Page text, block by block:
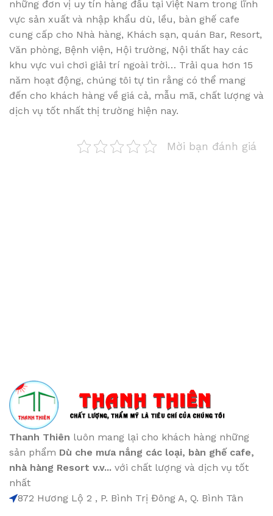
những đơn vị uy tín hàng đầu tại Việt Nam trong lĩnh
vực sản xuất và nhập khẩu dù, lều, bàn ghế cafe
cung cấp cho Nhà hàng, Khách sạn, quán Bar, Resort,
Văn phòng, Bệnh viện, Hội trường, Nội thất hay các
khu vực vui chơi giải trí ngoài trời… Trải qua hơn 15
năm hoạt động, chúng tôi tự tin rằng có thể mang
đến cho khách hàng về giá cả, mẫu mã, chất lượng và
dịch vụ tốt nhất thị trường hiện nay.
Mời bạn đánh giá
Thanh Thiên luôn mang lại cho khách hàng những
sản phẩm Dù che mưa nắng các loại, bàn ghế cafe,
nhà hàng Resort v.v... với chất lượng và dịch vụ tốt
nhất
872 Hương Lộ 2 , P. Bình Trị Đông A, Q. Bình Tân